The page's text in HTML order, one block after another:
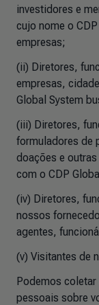
investidores e
cujo nome o
empresas;
(ii) Diretores,
empresas,
Global System
(iii) Diretores,
formuladores de
doações e
com o CDP
(iv) Diretores,
nossos
agentes,
(v) Visitantes de
Podemos
pessoais sobre